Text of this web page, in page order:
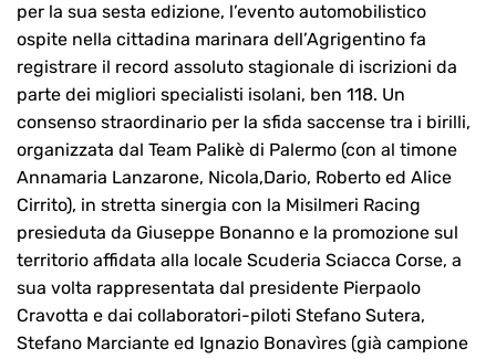
per la sua sesta edizione, l’evento automobilistico
ospite nella cittadina marinara dell’Agrigentino fa
registrare il record assoluto stagionale di iscrizioni da
parte dei migliori specialisti isolani, ben 118. Un
consenso straordinario per la sfida saccense tra i birilli,
organizzata dal Team Palikè di Palermo (con al timone
Annamaria Lanzarone, Nicola,Dario, Roberto ed Alice
Cirrito), in stretta sinergia con la Misilmeri Racing
presieduta da Giuseppe Bonanno e la promozione sul
territorio affidata alla locale Scuderia Sciacca Corse, a
sua volta rappresentata dal presidente Pierpaolo
Cravotta e dai collaboratori-piloti Stefano Sutera,
Stefano Marciante ed Ignazio Bonavìres (già campione